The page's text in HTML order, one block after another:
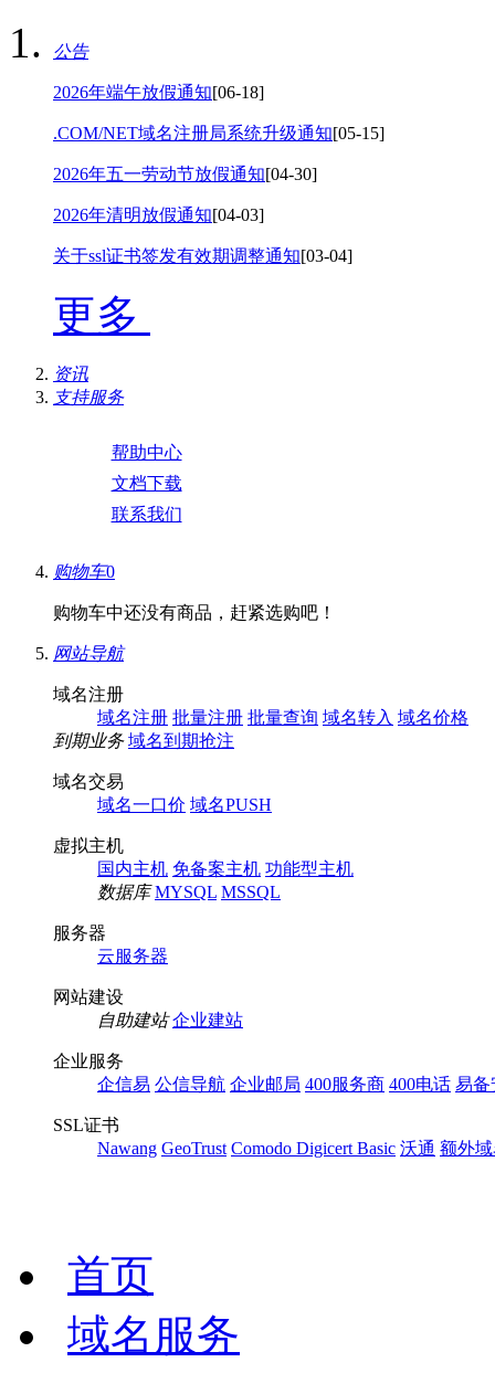
公告
2026年端午放假通知[06-18]
.COM/NET域名注册局系统升级通知[05-15]
2026年五一劳动节放假通知[04-30]
2026年清明放假通知[04-03]
关于ssl证书签发有效期调整通知[03-04]
更多
资讯
支持服务
帮助中心
文档下载
联系我们
购物车0
购物车中还没有商品，赶紧选购吧！
网站导航
域名注册
域名注册 批量注册 批量查询 域名转入 域名价格
到期业务 域名到期抢注
域名交易
域名一口价 域名PUSH
虚拟主机
国内主机 免备案主机 功能型主机
数据库 MYSQL MSSQL
服务器
云服务器
网站建设
自助建站 企业建站
企业服务
企信易 公信导航 企业邮局 400服务商 400电话 易备
SSL证书
Nawang GeoTrust Comodo Digicert Basic 沃通 额外
首页
域名服务